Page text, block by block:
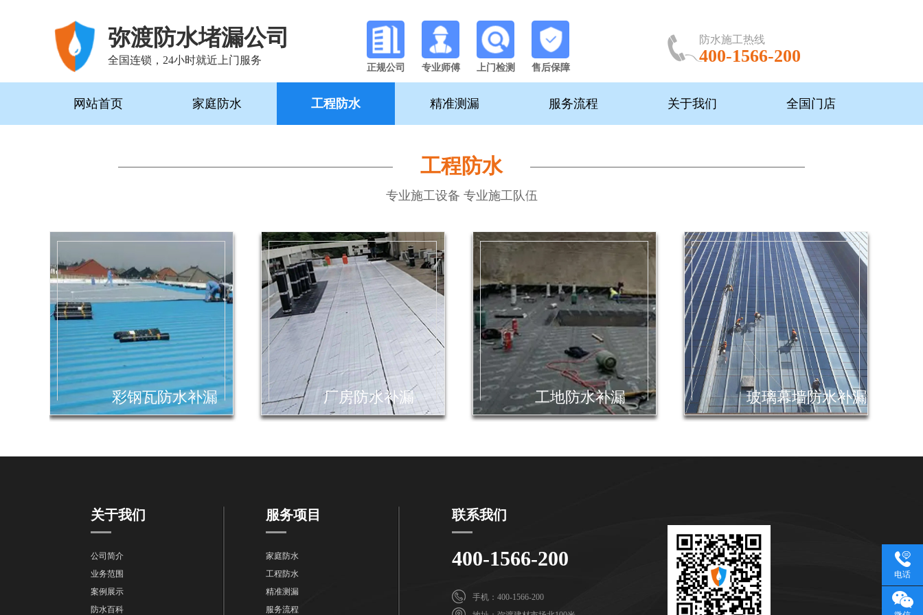
弥渡防水堵漏公司
全国连锁，24小时就近上门服务
正规公司 专业师傅 上门检测 售后保障
防水施工热线
400-1566-200
网站首页 家庭防水 工程防水 精准测漏 服务流程 关于我们 全国门店
工程防水
专业施工设备 专业施工队伍
彩钢瓦防水补漏 厂房防水补漏 工地防水补漏 玻璃幕墙防水补漏
关于我们
公司简介
业务范围
案例展示
防水百科
服务项目
家庭防水
工程防水
精准测漏
服务流程
联系我们
400-1566-200
手机：400-1566-200
电话